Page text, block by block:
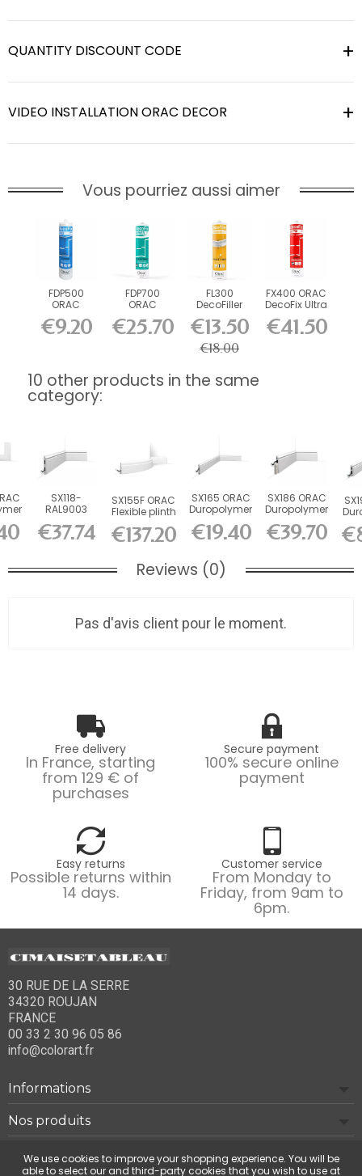
QUANTITY DISCOUNT CODE
VIDEO INSTALLATION ORAC DECOR
Vous pourriez aussi aimer
FDP500
ORAC
DecoFix Pro
310 ml
€9.20
FDP700
ORAC
DecoFix
Power 290
ml
€25.70
FL300
DecoFiller
€13.50
€18.00
FX400 ORAC
DecoFix Ultra
€41.50
10 other products in the same
category:
x
SX118-
RAL9003
Duropolymer
Skirting...
€37.74
SX155F ORAC
Flexible plinth
Flex L200 x...
€137.20
SX165 ORAC
Duropolymer
Skirting
Board L200...
€19.40
SX186 ORAC
Duropolymer
L200 x H13.8
x L2.2 cm
€39.70
Reviews (0)
Pas d'avis client pour le moment.
Free delivery
In France, starting
from 129 € of
purchases
Secure payment
100% secure online
payment
Easy returns
Possible returns within
14 days.
Customer service
From Monday to
Friday, from 9am to
6pm.
30 RUE DE LA SERRE
34320 ROUJAN
FRANCE
00 33 2 30 96 05 86
info@colorart.fr
Informations
Nos produits
Notre société
We use cookies to improve your shopping experience. You will be
able to select our and third-party cookies that you wish to use at